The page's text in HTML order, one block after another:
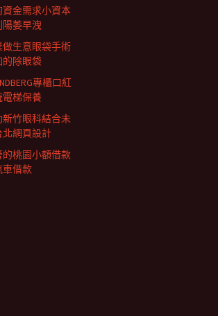
金需求小資本
陽萎早洩
生意眼袋手術
的除眼袋
專櫃口紅
電梯保養
竹眼科結合未
北網頁設計
桃園小額借款
車借款